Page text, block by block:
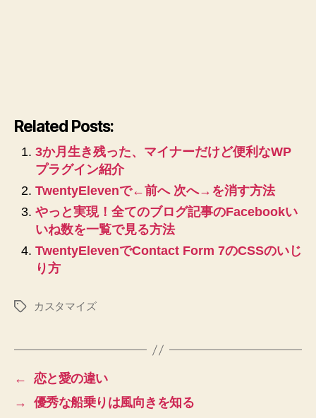
Related Posts:
3か月生き残った、マイナーだけど便利なWP
プラグイン紹介
TwentyElevenで←前へ 次へ→を消す方法
やっと実現！全てのブログ記事のFacebookい
いね数を一覧で見る方法
TwentyElevenでContact Form 7のCSSのいじ
り方
タ
カスタマイズ
←
恋と愛の違い
→
優秀な船乗りは風向きを知る